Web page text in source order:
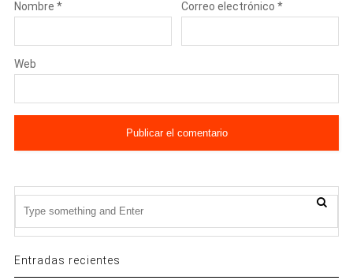
Nombre * Correo electrónico*
Web
Entradas recientes